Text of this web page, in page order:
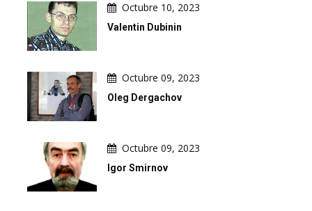
Octubre 10, 2023
Valentin Dubinin
Octubre 09, 2023
Oleg Dergachov
Octubre 09, 2023
Igor Smirnov